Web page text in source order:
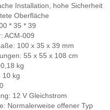
Installation, hohe Sicherheit
Oberfläche
* 35 * 39
ACM-009
100 x 35 x 39 mm
55 x 55 x 108 cm
kg
10 kg
12 V Gleichstrom
Normalerweise offener Typ